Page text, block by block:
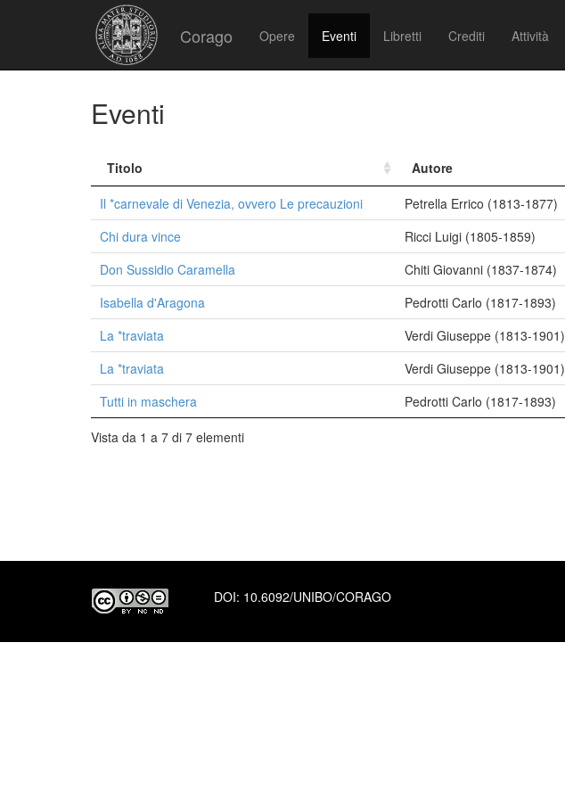
Corago Opere Eventi Libretti Crediti Attività
Eventi
Titolo Autore
Il *carnevale di Venezia, ovvero Le precauzioni
Petrella Errico (1813-1877)
Chi dura vince
Ricci Luigi (1805-1859)
Don Sussidio Caramella
Chiti Giovanni (1837-1874)
Isabella d'Aragona
Pedrotti Carlo (1817-1893)
La *traviata
Verdi Giuseppe (1813-1901)
La *traviata
Verdi Giuseppe (1813-1901)
Tutti in maschera
Pedrotti Carlo (1817-1893)
Vista da 1 a 7 di 7 elementi
DOI: 10.6092/UNIBO/CORAGO